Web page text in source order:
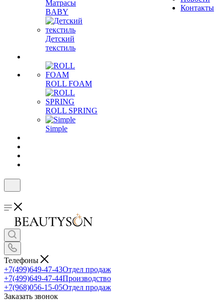
Матрасы
BABY
Детский
текстиль
ROLL FOAM
ROLL SPRING
Simple
Контакты
Телефоны
+7(499)649-47-43Отдел продаж
+7(499)649-47-44Производство
+7(968)056-15-05Отдел продаж
Заказать звонок